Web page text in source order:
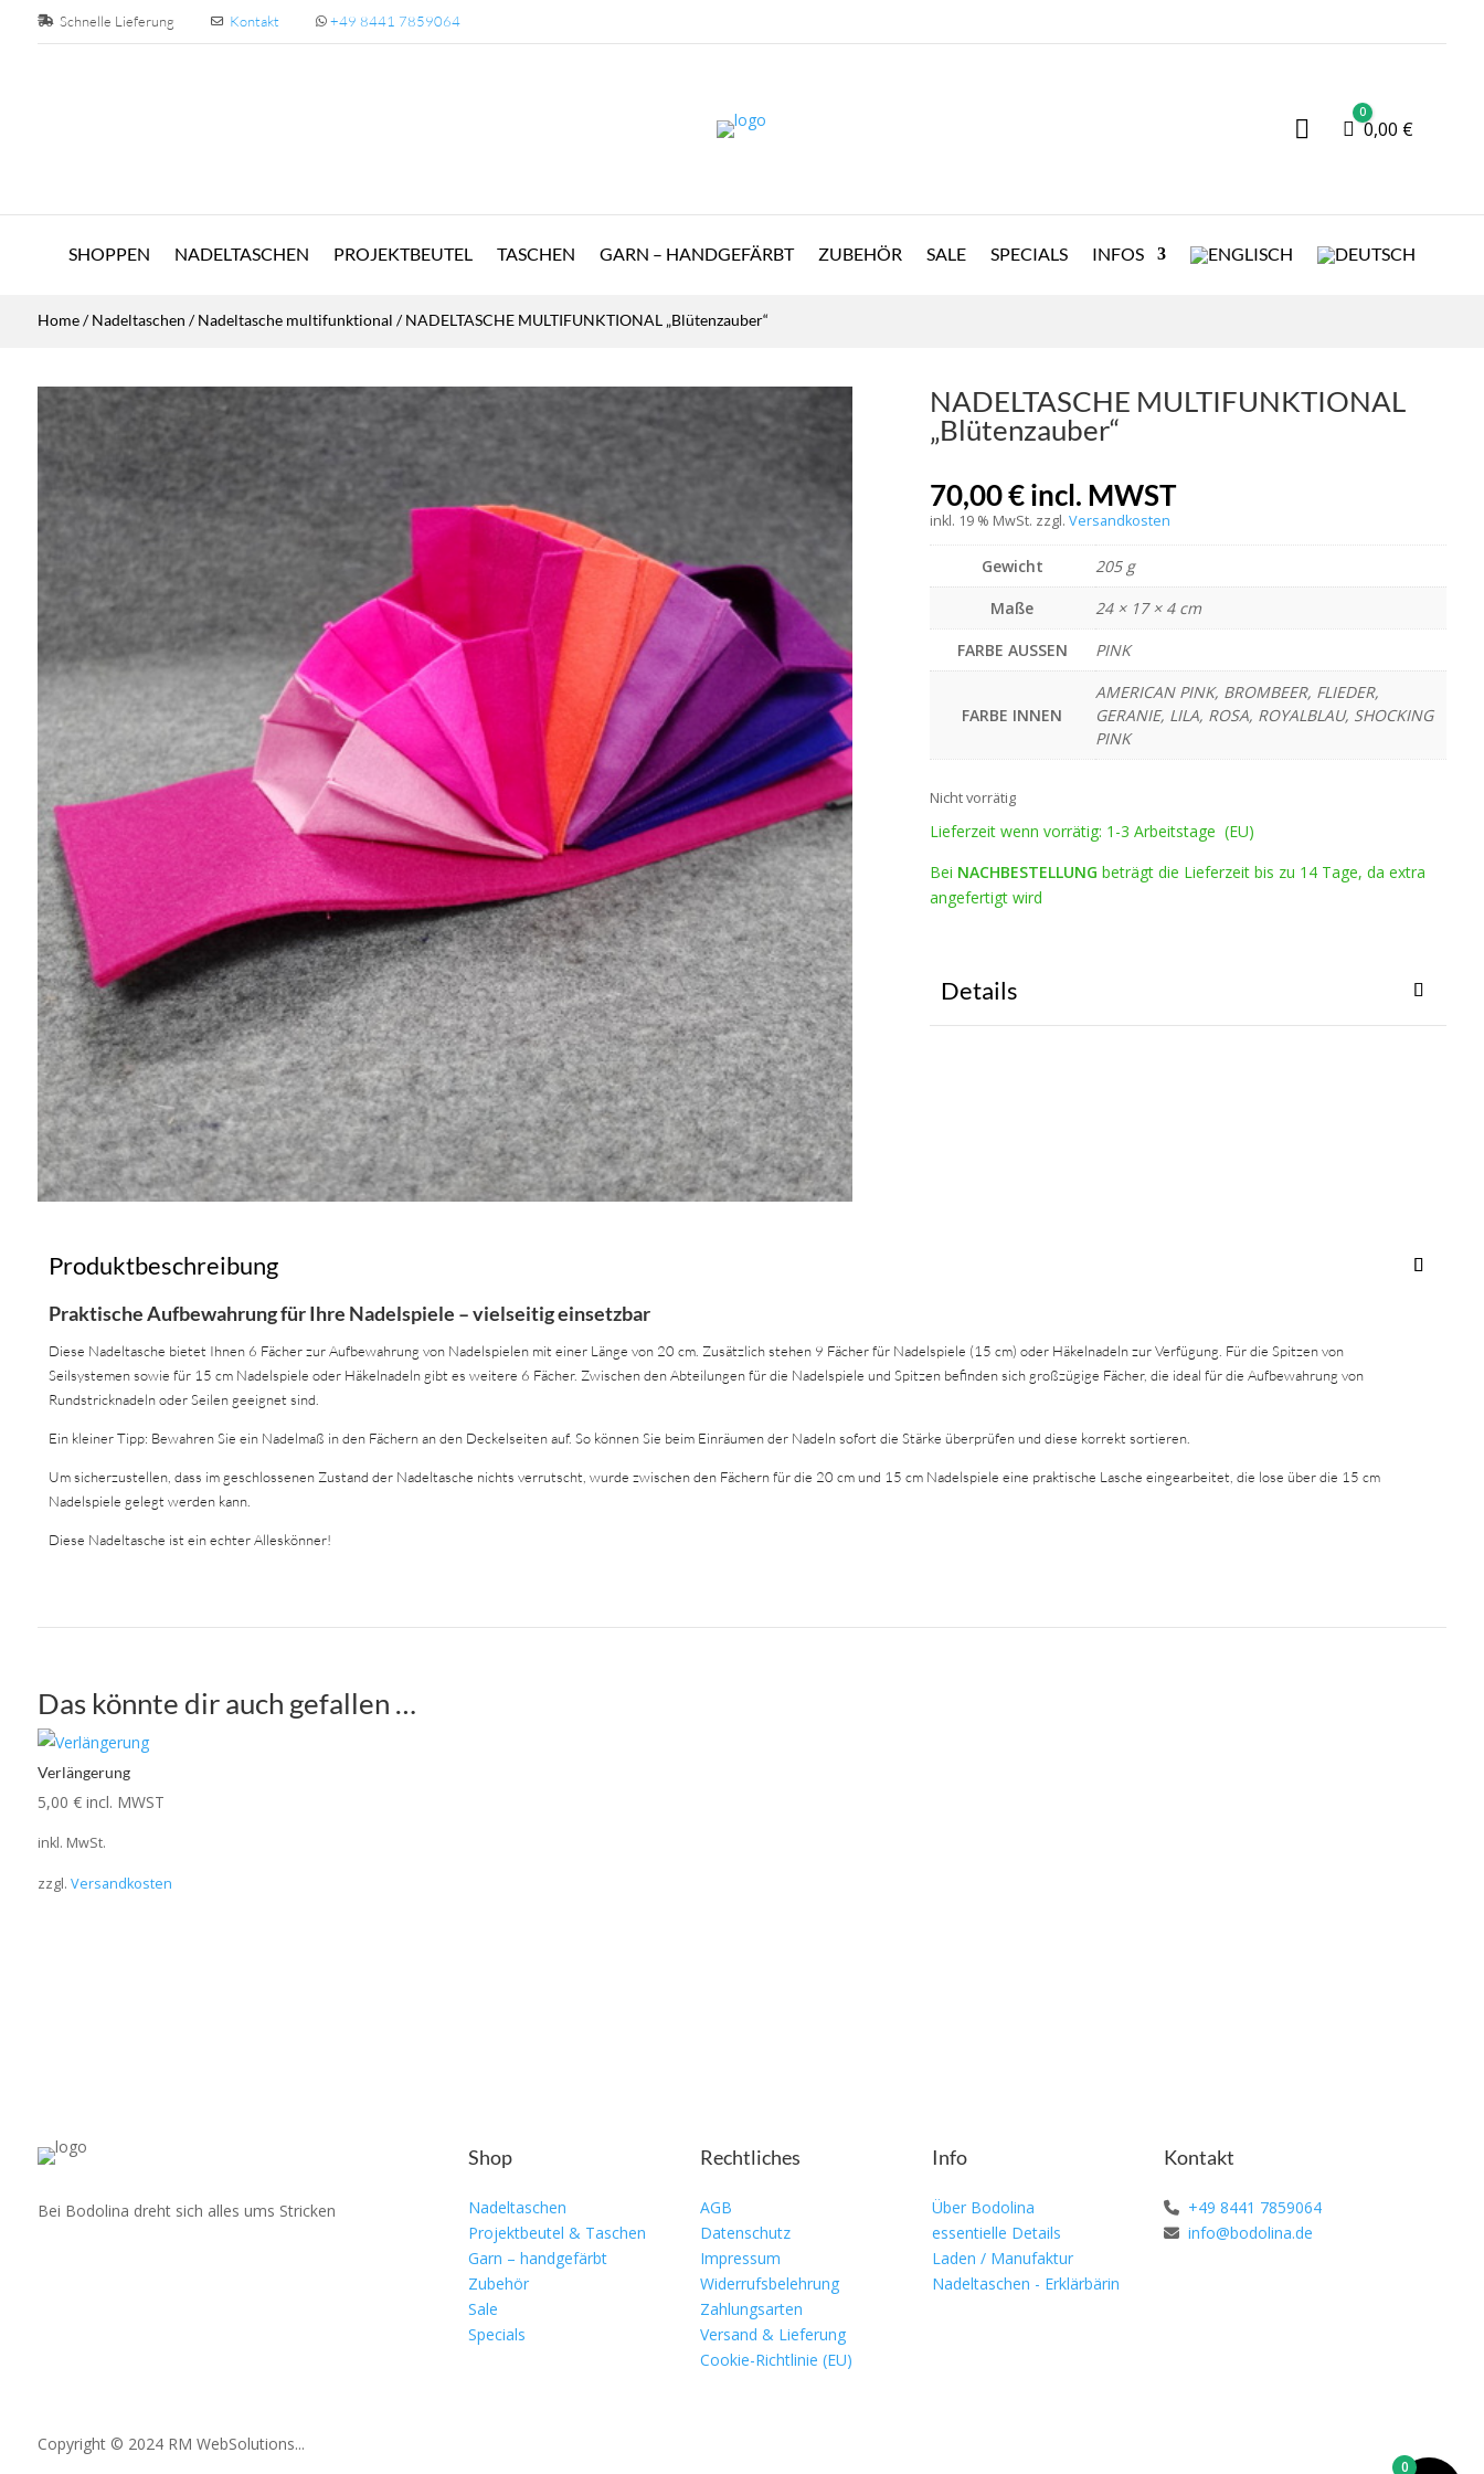
Schnelle Lieferung Kontakt +49 8441 7859064
 Warenkorb
0
0,00 €
SHOPPEN NADELTASCHEN PROJEKTBEUTEL TASCHEN GARN – HANDGEFÄRBT ZUBEHÖR SALE SPECIALS INFOS
Home/Nadeltaschen /Nadeltasche multifunktional / NADELTASCHE MULTIFUNKTIONAL „Blütenzauber“
NADELTASCHE MULTIFUNKTIONAL
„Blütenzauber“
70,00€incl. MWST
inkl. 19 % MwSt. zzgl. Versandkosten
Gewicht
205 g
Maße
24 × 17 × 4 cm
FARBE AUSSEN
PINK
FARBE INNEN
AMERICAN PINK, BROMBEER, FLIEDER,
GERANIE, LILA, ROSA, ROYALBLAU, SHOCKING
PINK
Nicht vorrätig
Lieferzeit wenn vorrätig: 1-3 Arbeitstage (EU)
Bei NACHBESTELLUNG beträgt die Lieferzeit bis zu 14 Tage, da extra
angefertigt wird
Details
Produktbeschreibung
Praktische Aufbewahrung für Ihre Nadelspiele – vielseitig einsetzbar
Diese Nadeltasche bietet Ihnen 6 Fächer zur Aufbewahrung von Nadelspielen mit einer Länge von 20 cm. Zusätzlich stehen 9 Fächer für Nadelspiele (15 cm) oder Häkelnadeln zur Verfügung. Für die Spitzen von
Seilsystemen sowie für 15 cm Nadelspiele oder Häkelnadeln gibt es weitere 6 Fächer. Zwischen den Abteilungen für die Nadelspiele und Spitzen befinden sich großzügige Fächer, die ideal für die Aufbewahrung von
Rundstricknadeln oder Seilen geeignet sind.
Ein kleiner Tipp: Bewahren Sie ein Nadelmaß in den Fächern an den Deckelseiten auf. So können Sie beim Einräumen der Nadeln sofort die Stärke überprüfen und diese korrekt sortieren.
Um sicherzustellen, dass im geschlossenen Zustand der Nadeltasche nichts verrutscht, wurde zwischen den Fächern für die 20 cm und 15 cm Nadelspiele eine praktische Lasche eingearbeitet, die lose über die 15 cm
Nadelspiele gelegt werden kann.
Diese Nadeltasche ist ein echter Alleskönner!
Das könnte dir auch gefallen …
Verlängerung
5,00 € incl. MWST
inkl. MwSt.
zzgl. Versandkosten
Bei Bodolina dreht sich alles ums Stricken
Shop
Nadeltaschen
Projektbeutel & Taschen
Garn – handgefärbt
Zubehör
Sale
Specials
Rechtliches
AGB
Datenschutz
Impressum
Widerrufsbelehrung
Zahlungsarten
Versand & Lieferung
Cookie-Richtlinie (EU)
Info
Über Bodolina
essentielle Details
Laden / Manufaktur
Nadeltaschen - Erklärbärin
Kontakt
+49 8441 7859064
info@bodolina.de
Copyright © 2024 RM WebSolutions...
0